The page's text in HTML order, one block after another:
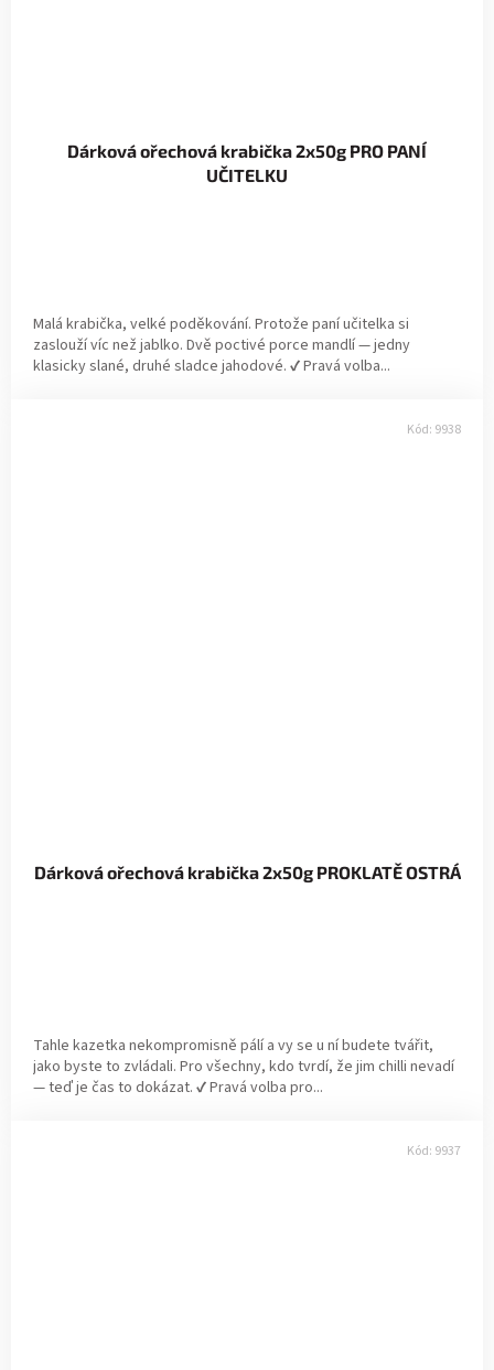
Dárková ořechová krabička 2x50g PRO PANÍ
UČITELKU
Malá krabička, velké poděkování. Protože paní učitelka si
zaslouží víc než jablko. Dvě poctivé porce mandlí — jedny
klasicky slané, druhé sladce jahodové. ✔ Pravá volba...
Dárková ořechová krabička 2x50g PROKLATĚ OSTRÁ
Tahle kazetka nekompromisně pálí a vy se u ní budete tvářit,
jako byste to zvládali. Pro všechny, kdo tvrdí, že jim chilli nevadí
— teď je čas to dokázat. ✔ Pravá volba pro...
Kód: 9938
Kód: 9937